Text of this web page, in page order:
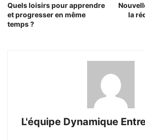
Quels loisirs pour apprendre
et progresser en même
temps ?
la
L'équipe Dynamique